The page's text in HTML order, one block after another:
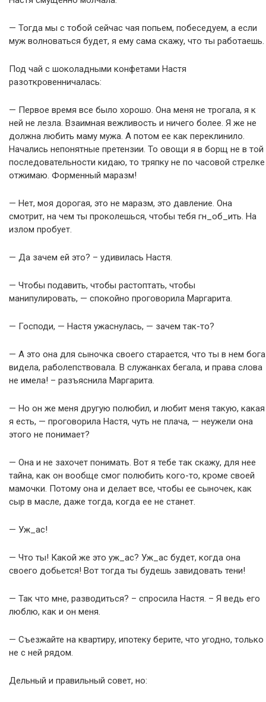
— Тогда мы с тобой сейчас чая попьем, побеседуем, а если
муж волноваться будет, я ему сама скажу, что ты работаешь.
Под чай с шоколадными конфетами Настя
разоткровенничалась:
— Первое время все было хорошо. Она меня не трогала, я к
ней не лезла. Взаимная вежливость и ничего более. Я же не
должна любить маму мужа. А потом ее как переклинило.
Начались непонятные претензии. То овощи я в борщ не в той
последовательности кидаю, то тряпку не по часовой стрелке
отжимаю. Форменный маразм!
— Нет, моя дорогая, это не маразм, это давление. Она
смотрит, на чем ты проколешься, чтобы тебя гн_об_ить. На
излом пробует.
— Да зачем ей это? – удивилась Настя.
— Чтобы подавить, чтобы растоптать, чтобы
манипулировать, — спокойно проговорила Маргарита.
— Господи, — Настя ужаснулась, — зачем так-то?
— А это она для сыночка своего старается, что ты в нем бога
видела, раболепствовала. В служанках бегала, и права слова
не имела! – разъяснила Маргарита.
— Но он же меня другую полюбил, и любит меня такую, какая
я есть, — проговорила Настя, чуть не плача, — неужели она
этого не понимает?
— Она и не захочет понимать. Вот я тебе так скажу, для нее
тайна, как он вообще смог полюбить кого-то, кроме своей
мамочки. Потому она и делает все, чтобы ее сыночек, как
сыр в масле, даже тогда, когда ее не станет.
— Уж_ас!
— Что ты! Какой же это уж_ас? Уж_ас будет, когда она
своего добьется! Вот тогда ты будешь завидовать тени!
— Так что мне, разводиться? – спросила Настя. – Я ведь его
люблю, как и он меня.
— Съезжайте на квартиру, ипотеку берите, что угодно, только
не с ней рядом.
Дельный и правильный совет, но: